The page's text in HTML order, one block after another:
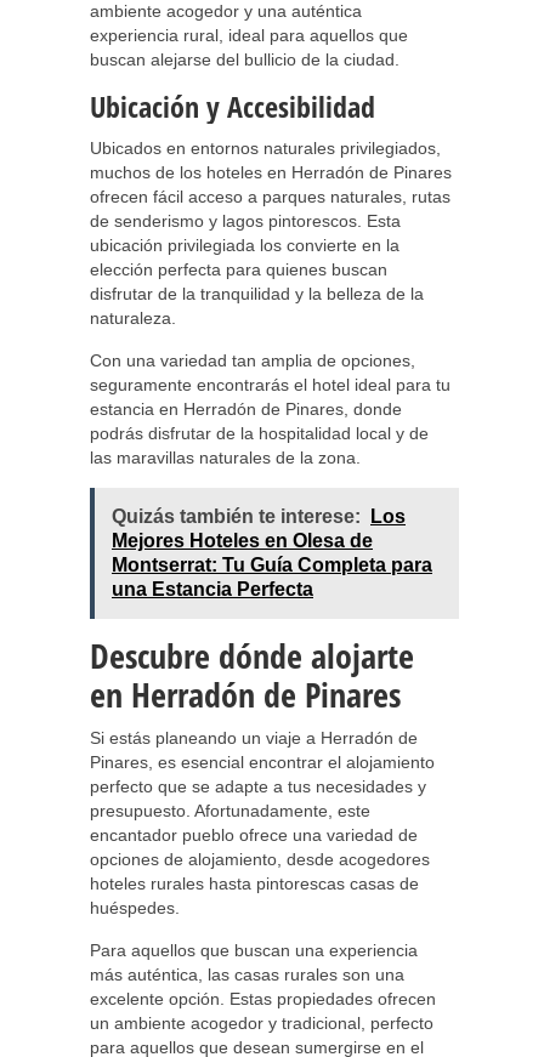
ambiente acogedor y una auténtica
experiencia rural, ideal para aquellos que
buscan alejarse del bullicio de la ciudad.
Ubicación y Accesibilidad
Ubicados en entornos naturales privilegiados,
muchos de los hoteles en Herradón de Pinares
ofrecen fácil acceso a parques naturales, rutas
de senderismo y lagos pintorescos. Esta
ubicación privilegiada los convierte en la
elección perfecta para quienes buscan
disfrutar de la tranquilidad y la belleza de la
naturaleza.
Con una variedad tan amplia de opciones,
seguramente encontrarás el hotel ideal para tu
estancia en Herradón de Pinares, donde
podrás disfrutar de la hospitalidad local y de
las maravillas naturales de la zona.
Quizás también te interese:
Los
Mejores Hoteles en Olesa de
Montserrat: Tu Guía Completa para
una Estancia Perfecta
Descubre dónde alojarte
en Herradón de Pinares
Si estás planeando un viaje a Herradón de
Pinares, es esencial encontrar el alojamiento
perfecto que se adapte a tus necesidades y
presupuesto. Afortunadamente, este
encantador pueblo ofrece una variedad de
opciones de alojamiento, desde acogedores
hoteles rurales hasta pintorescas casas de
huéspedes.
Para aquellos que buscan una experiencia
más auténtica, las casas rurales son una
excelente opción. Estas propiedades ofrecen
un ambiente acogedor y tradicional, perfecto
para aquellos que desean sumergirse en el